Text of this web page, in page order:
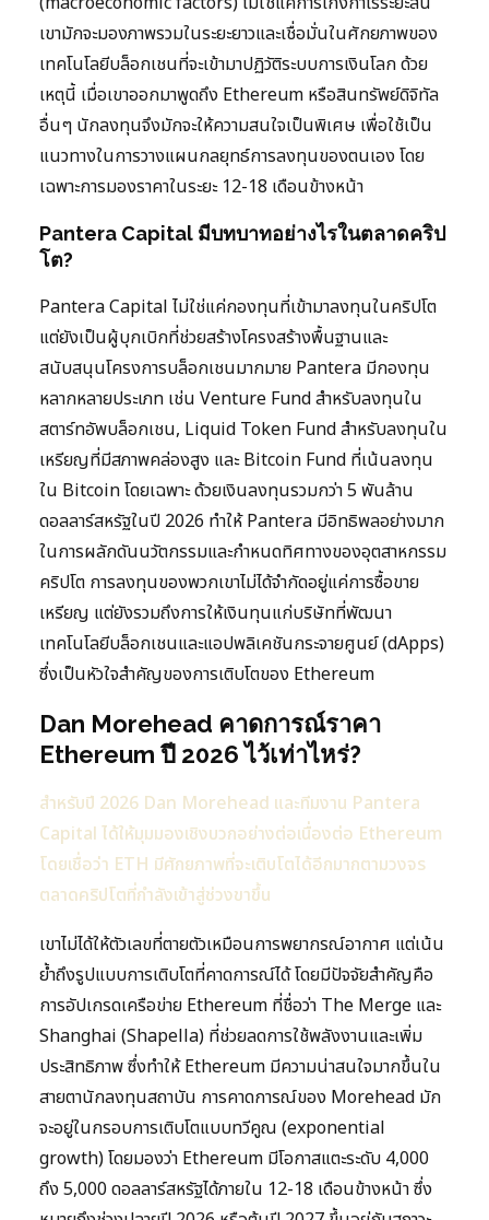
เขามักจะมองภาพรวมในระยะยาวและเชื่อมั่นในศักยภาพของ
เทคโนโลยีบล็อกเชนที่จะเข้ามาปฏิวัติระบบการเงินโลก ด้วย
เหตุนี้ เมื่อเขาออกมาพูดถึง Ethereum หรือสินทรัพย์ดิจิทัล
อื่นๆ นักลงทุนจึงมักจะให้ความสนใจเป็นพิเศษ เพื่อใช้เป็น
แนวทางในการวางแผนกลยุทธ์การลงทุนของตนเอง โดย
เฉพาะการมองราคาในระยะ 12-18 เดือนข้างหน้า
Pantera Capital มีบทบาทอย่างไรในตลาดคริป
โต?
Pantera Capital ไม่ใช่แค่กองทุนที่เข้ามาลงทุนในคริปโต
แต่ยังเป็นผู้บุกเบิกที่ช่วยสร้างโครงสร้างพื้นฐานและ
สนับสนุนโครงการบล็อกเชนมากมาย Pantera มีกองทุน
หลากหลายประเภท เช่น Venture Fund สำหรับลงทุนใน
สตาร์ทอัพบล็อกเชน, Liquid Token Fund สำหรับลงทุนใน
เหรียญที่มีสภาพคล่องสูง และ Bitcoin Fund ที่เน้นลงทุน
ใน Bitcoin โดยเฉพาะ ด้วยเงินลงทุนรวมกว่า 5 พันล้าน
ดอลลาร์สหรัฐในปี 2026 ทำให้ Pantera มีอิทธิพลอย่างมาก
ในการผลักดันนวัตกรรมและกำหนดทิศทางของอุตสาหกรรม
คริปโต การลงทุนของพวกเขาไม่ได้จำกัดอยู่แค่การซื้อขาย
เหรียญ แต่ยังรวมถึงการให้เงินทุนแก่บริษัทที่พัฒนา
เทคโนโลยีบล็อกเชนและแอปพลิเคชันกระจายศูนย์ (dApps)
ซึ่งเป็นหัวใจสำคัญของการเติบโตของ Ethereum
Dan Morehead คาดการณ์ราคา
Ethereum ปี 2026 ไว้เท่าไหร่?
สำหรับปี 2026 Dan Morehead และทีมงาน Pantera
Capital ได้ให้มุมมองเชิงบวกอย่างต่อเนื่องต่อ Ethereum
โดยเชื่อว่า ETH มีศักยภาพที่จะเติบโตได้อีกมากตามวงจร
ตลาดคริปโตที่กำลังเข้าสู่ช่วงขาขึ้น
เขาไม่ได้ให้ตัวเลขที่ตายตัวเหมือนการพยากรณ์อากาศ แต่เน้น
ย้ำถึงรูปแบบการเติบโตที่คาดการณ์ได้ โดยมีปัจจัยสำคัญคือ
การอัปเกรดเครือข่าย Ethereum ที่ชื่อว่า The Merge และ
Shanghai (Shapella) ที่ช่วยลดการใช้พลังงานและเพิ่ม
ประสิทธิภาพ ซึ่งทำให้ Ethereum มีความน่าสนใจมากขึ้นใน
สายตานักลงทุนสถาบัน การคาดการณ์ของ Morehead มัก
จะอยู่ในกรอบการเติบโตแบบทวีคูณ (exponential
growth) โดยมองว่า Ethereum มีโอกาสแตะระดับ 4,000
ถึง 5,000 ดอลลาร์สหรัฐได้ภายใน 12-18 เดือนข้างหน้า ซึ่ง